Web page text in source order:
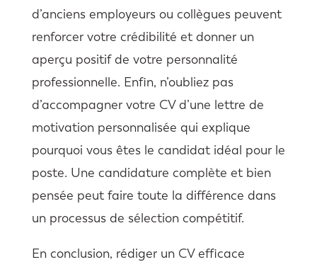
d’anciens employeurs ou collègues peuvent
renforcer votre crédibilité et donner un
aperçu positif de votre personnalité
professionnelle. Enfin, n’oubliez pas
d’accompagner votre CV d’une lettre de
motivation personnalisée qui explique
pourquoi vous êtes le candidat idéal pour le
poste. Une candidature complète et bien
pensée peut faire toute la différence dans
un processus de sélection compétitif.
En conclusion, rédiger un CV efficace